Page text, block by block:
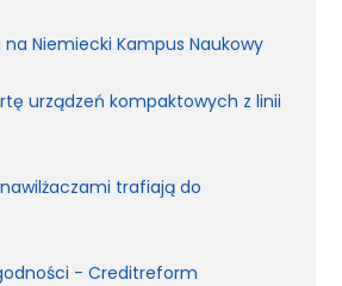
Niemiecki Kampus Naukowy
urządzeń kompaktowych z linii
trafiają do
- Creditreform